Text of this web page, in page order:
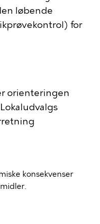
løbende
for
orienteringen
konsekvenser